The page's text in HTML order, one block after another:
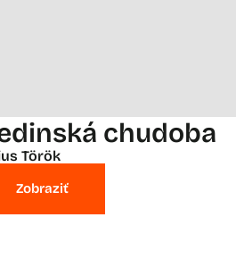
chudoba
Török
Zobraziť